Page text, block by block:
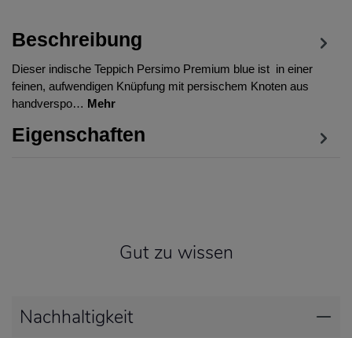
Beschreibung
Dieser indische Teppich Persimo Premium blue ist in einer
feinen, aufwendigen Knüpfung mit persischem Knoten aus
handverspo… Mehr
Eigenschaften
Gut zu wissen
Nachhaltigkeit